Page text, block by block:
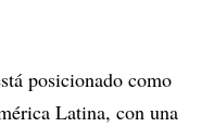
posicionado como
Latina, con una